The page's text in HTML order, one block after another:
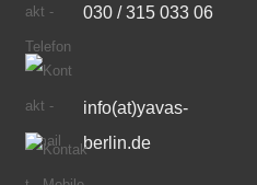
030 / 315 033 06
info(at)yavas-
berlin.de